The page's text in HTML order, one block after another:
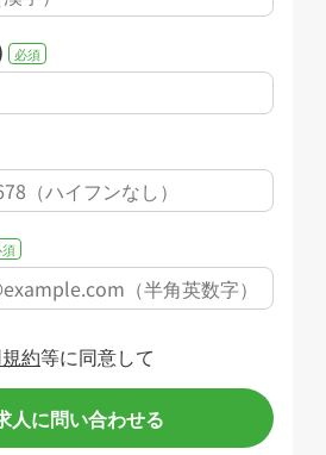
必須
須
約等に同意して
人に問い合わせる